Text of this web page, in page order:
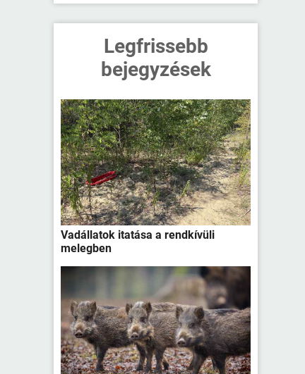
Legfrissebb
bejegyzések
Vadállatok itatása a rendkívüli
melegben